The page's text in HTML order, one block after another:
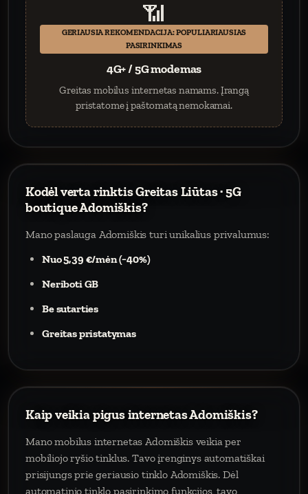
📶
GERIAUSIA REKOMENDACIJA: POPULIARIAUSIAS
PASIRINKIMAS
4G+ / 5G modemas
Greitas mobilus internetas namams. Įrangą
pristatome į paštomatą nemokamai.
Kodėl verta rinktis Greitas Liūtas · 5G
boutique Adomiškis?
Mano paslauga Adomiškis turi unikalius privalumus:
Nuo 5,39 €/mėn (−40%)
Neriboti GB
Be sutarties
Greitas pristatymas
Kaip veikia pigus internetas Adomiškis?
Mano mobilus internetas Adomiškis veikia per
mobiliojo ryšio tinklus. Tavo įrenginys automatiškai
prisijungs prie geriausio tinklo Adomiškis. Dėl
automatinio tinklo pasirinkimo funkcijos, tavo